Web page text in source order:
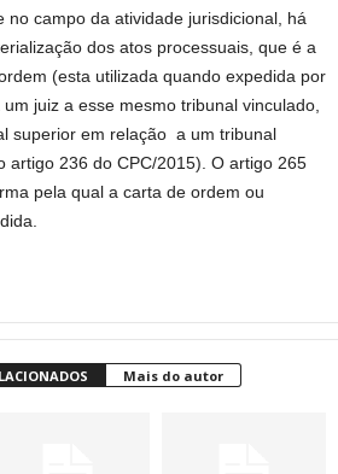
no campo da atividade jurisdicional, há
dos atos processuais, que é a
(esta utilizada quando expedida por
juiz a esse mesmo tribunal vinculado,
superior em relação a um tribunal
artigo 236 do CPC/2015). O artigo 265
pela qual a carta de ordem ou
Mais do autor